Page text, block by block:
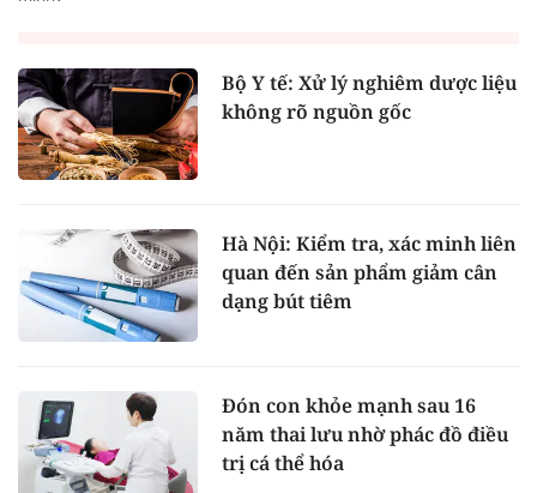
Bộ Y tế: Xử lý nghiêm dược liệu
không rõ nguồn gốc
Hà Nội: Kiểm tra, xác minh liên
quan đến sản phẩm giảm cân
dạng bút tiêm
Đón con khỏe mạnh sau 16
năm thai lưu nhờ phác đồ điều
trị cá thể hóa